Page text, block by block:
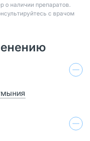
о наличии препаратов.
с врачом